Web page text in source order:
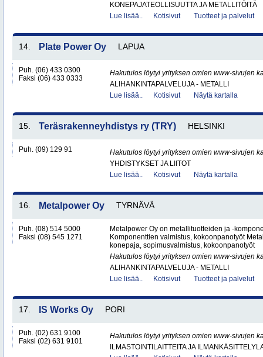
KONEPAJATEOLLISUUTTA JA METALLITÖITÄ
Lue lisää..
Kotisivut Tuotteet ja palvelut
14. Plate Power Oy LAPUA
Puh. (06) 433 0300
Faksi (06) 433 0333
Hakutulos löytyi yrityksen omien www-sivujen
ALIHANKINTAPALVELUJA - METALLI
Lue lisää..
Kotisivut Näytä kartalla
15. Teräsrakenneyhdistys ry (TRY) HELSINKI
Puh. (09) 129 91
Hakutulos löytyi yrityksen omien www-sivujen
YHDISTYKSET JA LIITOT
Lue lisää..
Kotisivut Näytä kartalla
16. Metalpower Oy TYRNÄVÄ
Puh. (08) 514 5000
Faksi (08) 545 1271
Metalpower Oy on metallituotteiden ja -
Komponenttien valmistus, kokoonpanotyöt
konepaja, sopimusvalmistus, kokoonpanotyöt
Hakutulos löytyi yrityksen omien www-sivujen
ALIHANKINTAPALVELUJA - METALLI
Lue lisää..
Kotisivut Tuotteet ja palvelut
17. IS Works Oy PORI
Puh. (02) 631 9100
Faksi (02) 631 9101
Hakutulos löytyi yrityksen omien www-sivujen
ILMASTOINTILAITTEITA JA